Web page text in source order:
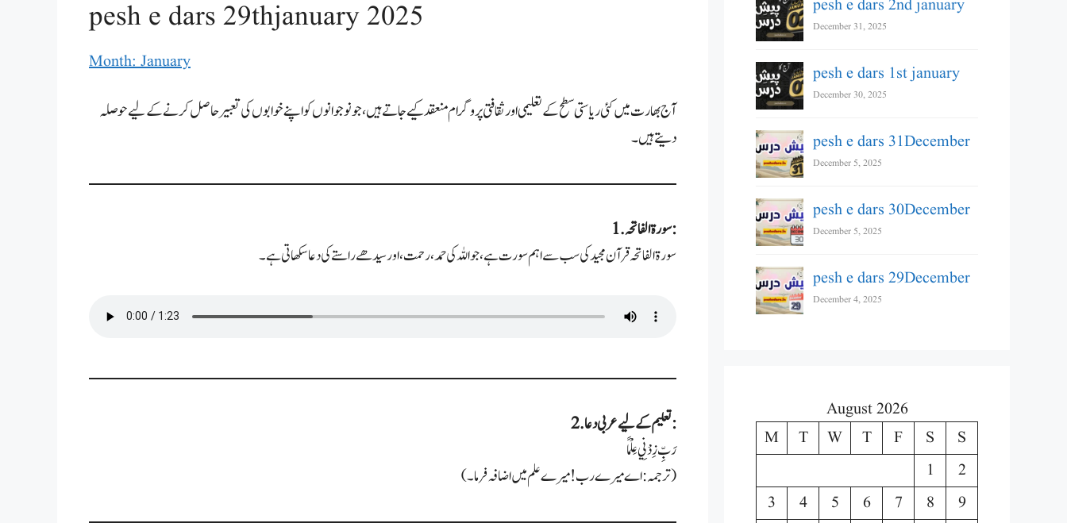
pesh e dars 29thjanuary 2025
Month: January
آج بھارت میں کئی ریاستی سطح کے تعلیمی اور ثقافتی پروگرام منعقد کیے جاتے ہیں، جو نوجوانوں کو اپنے خوابوں کی تعبیر حاصل کرنے کے لیے حوصلہ
دیتے ہیں۔
1. سورۃ الفاتحہ:
سورۃ الفاتحہ قرآن مجید کی سب سے اہم سورت ہے، جو اللہ کی حمد، رحمت، اور سیدھے راستے کی دعا سکھاتی ہے۔
2. تعلیم کے لیے عربی دعا:
رَبِّ زِدْنِي عِلْمًا
(ترجمہ: اے میرے رب! میرے علم میں اضافہ فرما۔)
pesh e dars 2nd january
December 31, 2025
pesh e dars 1st january
December 30, 2025
pesh e dars 31December
December 5, 2025
pesh e dars 30December
December 5, 2025
pesh e dars 29December
December 4, 2025
August 2026
M
T W T F S
S
1
2
3
4 5 6 7 8
9